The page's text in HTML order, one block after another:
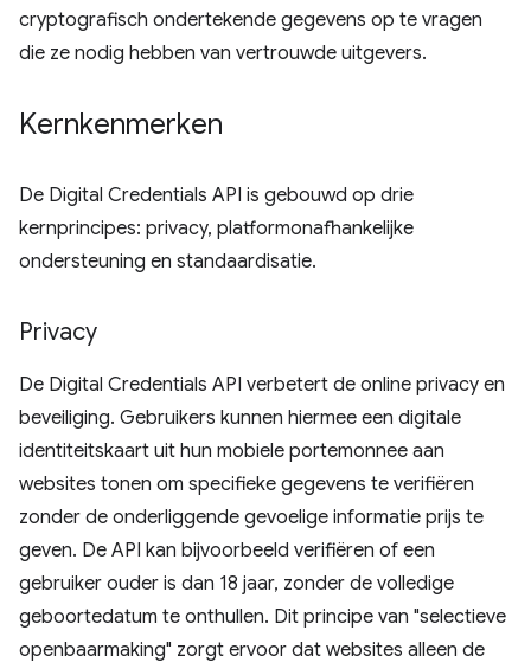
cryptografisch ondertekende gegevens op te vragen
die ze nodig hebben van vertrouwde uitgevers.
Kernkenmerken
De Digital Credentials API is gebouwd op drie
kernprincipes: privacy, platformonafhankelijke
ondersteuning en standaardisatie.
Privacy
De Digital Credentials API verbetert de online privacy en
beveiliging. Gebruikers kunnen hiermee een digitale
identiteitskaart uit hun mobiele portemonnee aan
websites tonen om specifieke gegevens te verifiëren
zonder de onderliggende gevoelige informatie prijs te
geven. De API kan bijvoorbeeld verifiëren of een
gebruiker ouder is dan 18 jaar, zonder de volledige
geboortedatum te onthullen. Dit principe van "selectieve
openbaarmaking" zorgt ervoor dat websites alleen de